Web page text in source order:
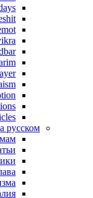
русском